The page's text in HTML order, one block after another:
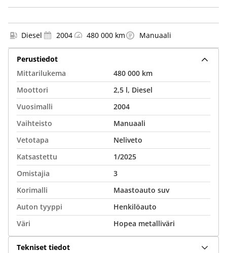
Diesel 2004 480 000 km Manuaali
Perustiedot
Mittarilukema
480 000 km
Moottori
2,5 l, Diesel
Vuosimalli
2004
Vaihteisto
Manuaali
Vetotapa
Neliveto
Katsastettu
1/2025
Omistajia
3
Korimalli
Maastoauto suv
Auton tyyppi
Henkilöauto
Väri
Hopea metalliväri
Tekniset tiedot